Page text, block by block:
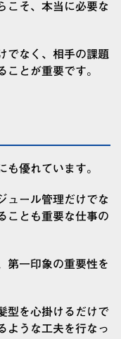
こそ、本当に必要な
でなく、相手の課題
ことが重要です。
も優れています。
ュール管理だけでな
ことも重要な仕事の
第一印象の重要性を
型を心掛けるだけで
ような工夫を行なっ